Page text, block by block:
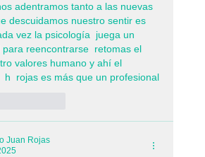
adentramos tanto a las nuevas
descuidamos nuestro sentir es
vez la psicología  juega un
para reencontrarse  retomas el
valores humano y ahí el
h  rojas es más que un profesional
Juan Rojas